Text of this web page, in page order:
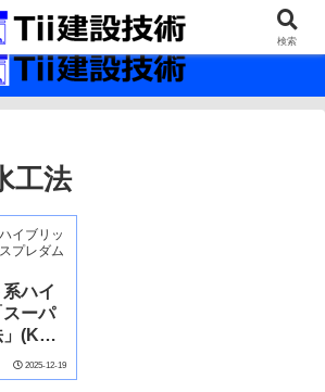
の建設技術の情報インフラ。
工法
ハイ
ーパ
(KK-
2025-12-19
検索